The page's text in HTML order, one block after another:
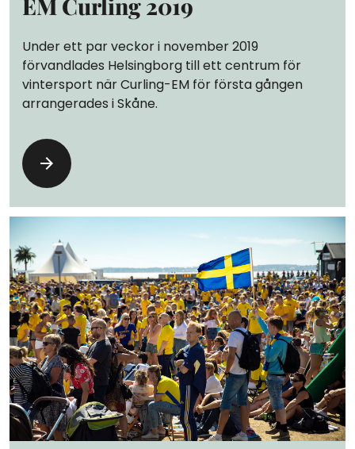
EM Curling 2019
Under ett par veckor i november 2019
förvandlades Helsingborg till ett centrum för
vintersport när Curling-EM för första gången
arrangerades i Skåne.